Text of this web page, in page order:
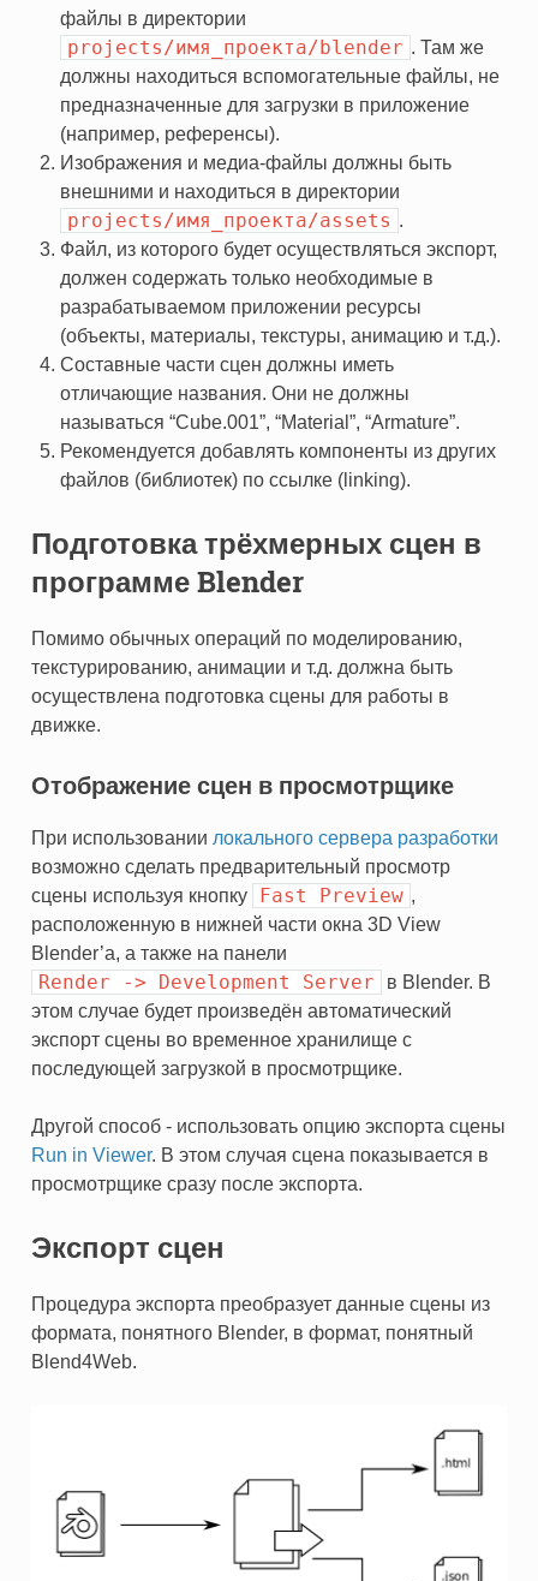
файлы в директории
projects/имя_проекта/blender . Там же
должны находиться вспомогательные файлы, не
предназначенные для загрузки в приложение
(например, референсы).
Изображения и медиа-файлы должны быть
внешними и находиться в директории
projects/имя_проекта/assets .
Файл, из которого будет осуществляться экспорт,
должен содержать только необходимые в
разрабатываемом приложении ресурсы
(объекты, материалы, текстуры, анимацию и т.д.).
Составные части сцен должны иметь
отличающие названия. Они не должны
называться “Cube.001”, “Material”, “Armature”.
Рекомендуется добавлять компоненты из других
файлов (библиотек) по ссылке (linking).
Подготовка трёхмерных сцен в
программе Blender
Помимо обычных операций по моделированию,
текстурированию, анимации и т.д. должна быть
осуществлена подготовка сцены для работы в
движке.
Отображение сцен в просмотрщике
При использовании локального сервера разработки
возможно сделать предварительный просмотр
сцены используя кнопку
Fast Preview ,
расположенную в нижней части окна 3D View
Blender’а, а также на панели
Render -> Development Server
в Blender. В
этом случае будет произведён автоматический
экспорт сцены во временное хранилище с
последующей загрузкой в просмотрщике.
Другой способ - использовать опцию экспорта сцены
Run in Viewer. В этом случая сцена показывается в
просмотрщике сразу после экспорта.
Экспорт сцен
Процедура экспорта преобразует данные сцены из
формата, понятного Blender, в формат, понятный
Blend4Web.